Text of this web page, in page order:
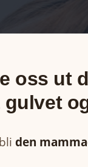
oss ut
gulvet
den